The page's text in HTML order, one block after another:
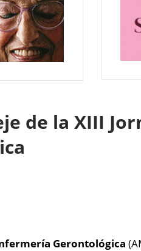
de la XIII
Gerontológica